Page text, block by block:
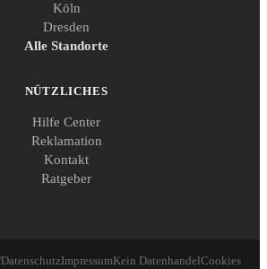
Köln
Dresden
Alle Standorte
NÜTZLICHES
Hilfe Center
Reklamation
Kontakt
Ratgeber
DatenschutzImpressumKein DatenhandelCookies